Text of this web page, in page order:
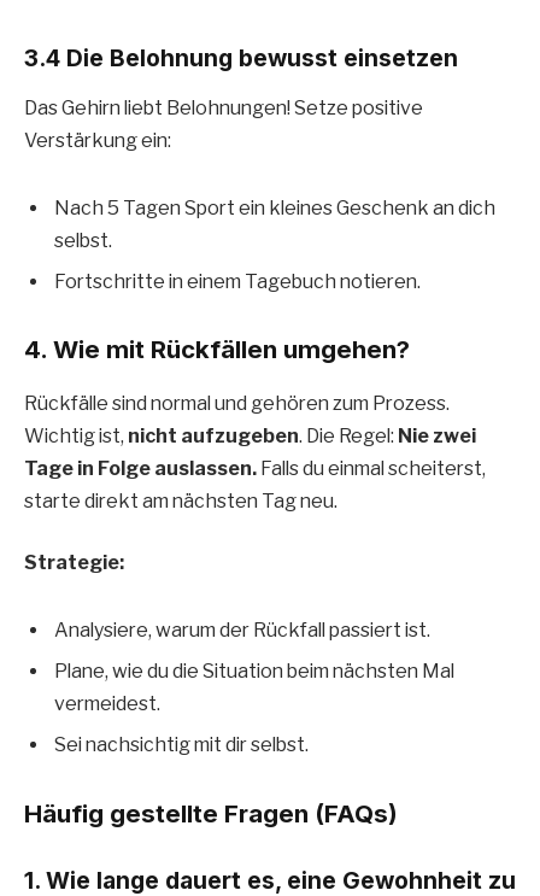
3.4 Die Belohnung bewusst einsetzen
Das Gehirn liebt Belohnungen! Setze positive
Verstärkung ein:
Nach 5 Tagen Sport ein kleines Geschenk an dich
selbst.
Fortschritte in einem Tagebuch notieren.
4. Wie mit Rückfällen umgehen?
Rückfälle sind normal und gehören zum Prozess.
Wichtig ist, nicht aufzugeben. Die Regel: Nie zwei
Tage in Folge auslassen. Falls du einmal scheiterst,
starte direkt am nächsten Tag neu.
Strategie:
Analysiere, warum der Rückfall passiert ist.
Plane, wie du die Situation beim nächsten Mal
vermeidest.
Sei nachsichtig mit dir selbst.
Häufig gestellte Fragen (FAQs)
1. Wie lange dauert es, eine Gewohnheit zu